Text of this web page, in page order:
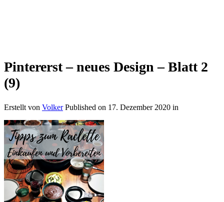
Pintererst – neues Design – Blatt 2
(9)
Erstellt von Volker Published on 17. Dezember 2020 in